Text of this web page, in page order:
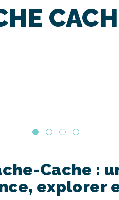
Cache :
explorer